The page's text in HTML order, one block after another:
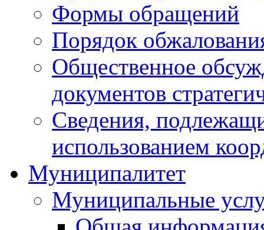
Формы обращений
Порядок
Общественное
документов
Сведения,
использованием
Муниципалитет
Муниципальные